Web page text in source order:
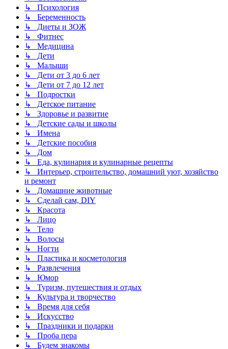
↳ Психология
↳ Беременность
↳ Диеты и ЗОЖ
↳ Фитнес
↳ Медицина
↳ Дети
↳ Малыши
↳ Дети от 3 до 6 лет
↳ Дети от 7 до 12 лет
↳ Подростки
↳ Детское питание
↳ Здоровье и развитие
↳ Детские сады и школы
↳ Имена
↳ Детские пособия
↳ Дом
↳ Еда, кулинария и кулинарные рецепты
↳ Интерьер, строительство, домашний уют, хозяйство
и ремонт
↳ Домашние животные
↳ Сделай сам, DIY
↳ Красота
↳ Лицо
↳ Тело
↳ Волосы
↳ Ногти
↳ Пластика и косметология
↳ Развлечения
↳ Юмор
↳ Туризм, путешествия и отдых
↳ Культура и творчество
↳ Время для себя
↳ Искусство
↳ Праздники и подарки
↳ Проба пера
↳ Будем знакомы